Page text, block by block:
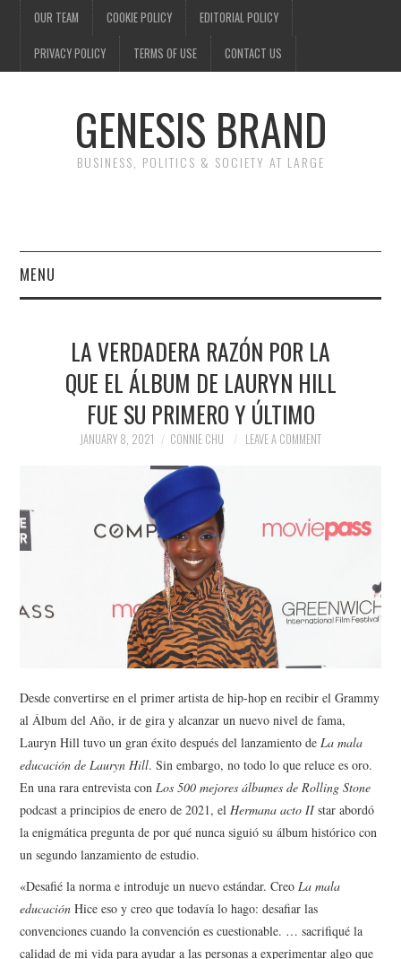
OUR TEAM COOKIE POLICY EDITORIAL POLICY
PRIVACY POLICY TERMS OF USE CONTACT US
GENESIS BRAND
BUSINESS, POLITICS & SOCIETY AT LARGE
MENU
FINANCELA VERDADERA RAZÓN POR LA
QUE EL ÁLBUM DE LAURYN HILL
FUE SU PRIMERO Y ÚLTIMO
JANUARY 8, 2021 CONNIE CHU LEAVE A COMMENT
Desde convertirse en el primer artista de hip-hop en recibir el Grammy
al Álbum del Año, ir de gira y alcanzar un nuevo nivel de fama,
Lauryn Hill tuvo un gran éxito después del lanzamiento deLa mala
educación de Lauryn Hill. Sin embargo, no todo lo que reluce es oro.
En una rara entrevista conLos 500 mejores álbumes de Rolling Stone
podcast a principios de enero de 2021, elHermana acto IIstar abordó
la enigmática pregunta de por qué nunca siguió su álbum histórico con
un segundo lanzamiento de estudio.
«Desafié la norma e introduje un nuevo estándar. CreoLa mala
educación Hice eso y creo que todavía lo hago: desafiar las
convenciones cuando la convención es cuestionable. … sacrifiqué la
calidad de mi vida para ayudar a las personas a experimentar algo que